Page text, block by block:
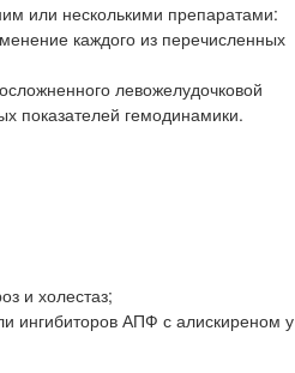
или несколькими препаратами:
каждого из перечисленных
левожелудочковой
показателей гемодинамики.
и холестаз;
ингибиторов АПФ с алискиреном у